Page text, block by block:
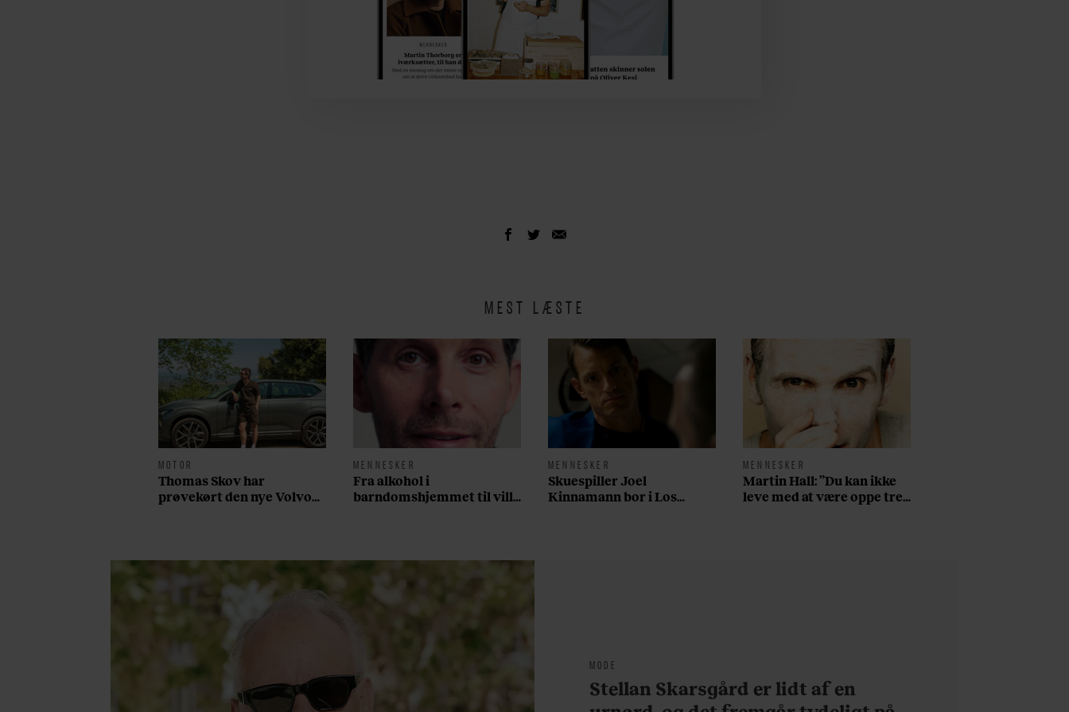
MEST LÆSTE
MOTOR
Thomas Skov har
prøvekørt den nye Volvo
MENNESKER
Fra alkohol i
barndomshjemmet til villa
MENNESKER
Skuespiller Joel
Kinnamann bor i Los
MENNESKER
Martin Hall: ”Du kan ikke
leve med at være oppe tre
MODE
Stellan Skarsgård er lidt af en